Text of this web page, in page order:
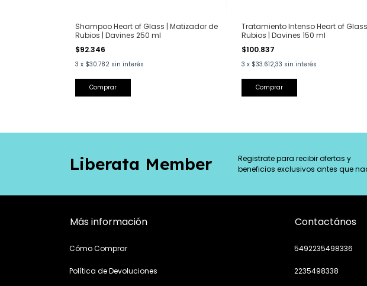
Shampoo Heart of Glass | Matizador de
Rubios | Davines 250 ml
$92.346
3 x $30.782 sin interés
Tratamiento Intenso Heart of
Rubios | Davines 150 ml
$100.837
3 x $33.612,33 sin interés
Liberata Member
Registrate para recibir ofertas y
beneficios exclusivos antes que
Más información
Cómo Comprar
Política de Devoluciones
Contactános
5492235498336
2235498338